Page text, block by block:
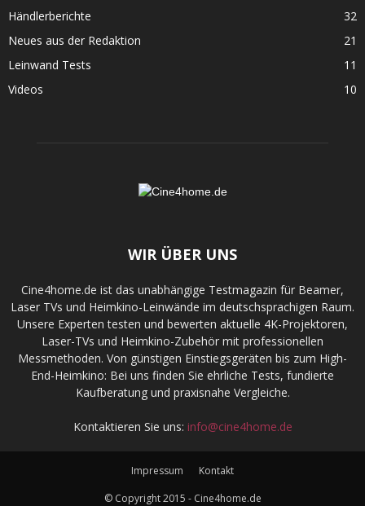
Händlerberichte
32
Neues aus der Redaktion
21
Leinwand Tests
11
Videos
10
WIR ÜBER UNS
Cine4home.de ist das unabhängige Testmagazin für Beamer,
Laser TVs und Heimkino-Leinwände im deutschsprachigen Raum.
Unsere Experten testen und bewerten aktuelle 4K-Projektoren,
Laser-TVs und Heimkino-Zubehör mit professionellen
Messmethoden. Von günstigen Einstiegsgeräten bis zum High-
End-Heimkino: Bei uns finden Sie ehrliche Tests, fundierte
Kaufberatung und praxisnahe Vergleiche.
Kontaktieren Sie uns: info@cine4home.de
Impressum
Kontakt
© Copyright 2015 - Cine4home.de